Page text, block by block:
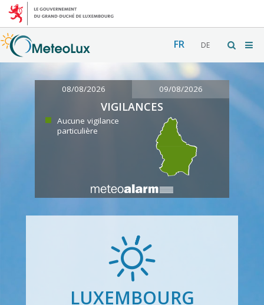
FR DE
08/08/2026 09/08/2026
VIGILANCES
Aucune vigilance
particulière
LUXEMBOURG